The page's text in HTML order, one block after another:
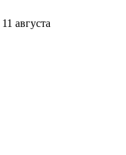
11 августа